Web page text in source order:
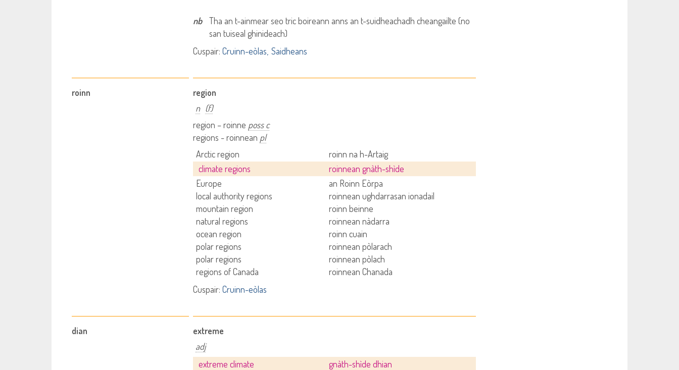
nb
Tha an t-ainmear seo tric boireann anns an t-suidheachadh cheangailte (no
san tuiseal ghinideach)
Cuspair: Cruinn-eòlas Saidheans
roinn
region
n (f)
region – roinne poss c
regions - roinnean pl
Arctic region
roinn na h-Artaig
climate regions
roinnean gnàth-shìde
Europe
an Roinn Eòrpa
local authority regions
roinnean ughdarrasan ionadail
mountain region
roinn beinne
natural regions
roinnean nàdarra
ocean region
roinn cuain
polar regions
roinnean pòlarach
polar regions
roinnean pòlach
regions of Canada
roinnean Chanada
Cuspair: Cruinn-eòlas
dian
extreme
adj
extreme climate
gnàth-shìde dhian